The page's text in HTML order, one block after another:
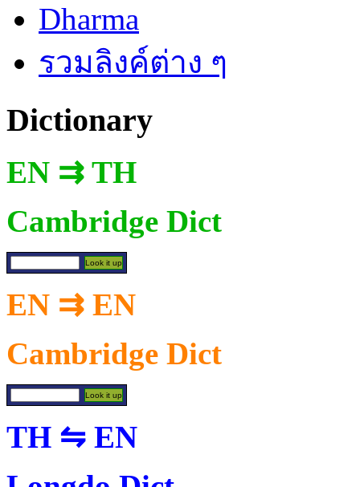
Dharma
รวมลิงค์ต่าง ๆ
Dictionary
EN ⇉ TH
Cambridge Dict
EN ⇉ EN
Cambridge Dict
TH ⇋ EN